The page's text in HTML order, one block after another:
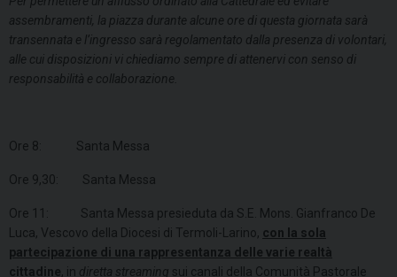
assembramenti, la piazza durante alcune ore di questa giornata sarà
transennata e l’ingresso sarà regolamentato dalla presenza di volontari,
alle cui disposizioni vi chiediamo sempre di attenervi con senso di
responsabilità e collaborazione.
Ore 8: Santa Messa
Ore 9,30: Santa Messa
Ore 11: Santa Messa presieduta da S.E. Mons. Gianfranco De
Luca, Vescovo della Diocesi di Termoli-Larino, con la sola
partecipazione di una rappresentanza delle varie realtà
cittadine, in diretta streaming sui canali della Comunità Pastorale